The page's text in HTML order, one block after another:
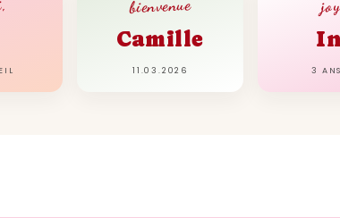
bienvenue
Camille
11.03.2026 3